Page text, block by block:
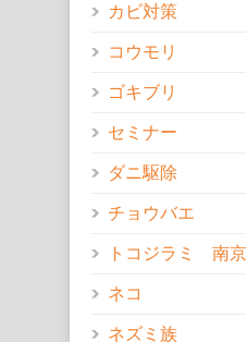
カビ対策
コウモリ
ゴキブリ
セミナー
ダニ駆除
チョウバエ
トコジラミ 南
ネコ
ネズミ族